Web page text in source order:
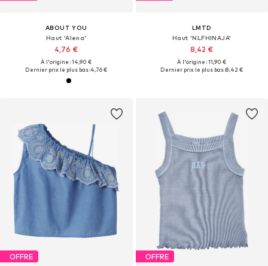
ABOUT YOU
Haut 'Alena'
4,76 €
À l'origine : 14,90 €
Dernier prix le plus bas :4,76 €
LMTD
Haut 'NLFHINAJA'
8,42 €
À l'origine : 11,90 €
Dernier prix le plus bas :8,42 €
OFFRE OFFRE